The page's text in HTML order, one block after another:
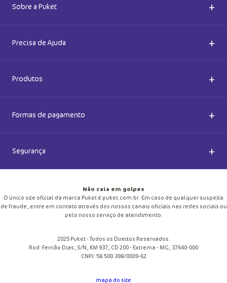
Sobre a Puket +
Quem somos
Meias do Bem
Seja um Franqueado
Cupom de desconto
Blog
Precisa de Ajuda +
Dúvidas Frequentes
Como comprar
Política de Privacidade
Produtos +
Acessórios
Meias
Moda Praia
Formas de pagamento +
Segurança +
Não caia em golpes
O único site oficial da marca Puket é puket.com.br. Em caso de qualquer suspeita
de fraude, entre em contato através dos nossos canais oficiais nas redes sociais ou
pelo nosso serviço de atendimento.
2025 Puket - Todos os Direitos Reservados.
Rod. Fernão Dias, S/N, KM 937, CD 200 - Extrema - MG, 37640-000
CNPJ: 58.500.398/0009-62
mapa do site